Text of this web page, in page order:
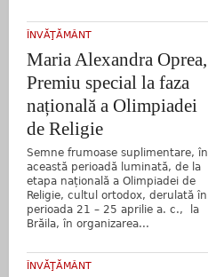
ÎNVĂŢĂMÂNT
Maria Alexandra Oprea,
Premiu special la faza
națională a Olimpiadei
de Religie
Semne frumoase suplimentare, în
această perioadă luminată, de la
etapa națională a Olimpiadei de
Religie, cultul ortodox, derulată în
perioada 21 – 25 aprilie a. c., la
Brăila, în organizarea...
ÎNVĂŢĂMÂNT